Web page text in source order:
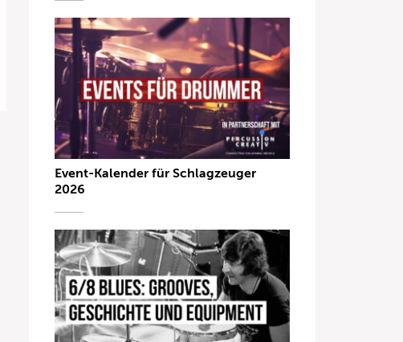
Event-Kalender für Schlagzeuger
2026